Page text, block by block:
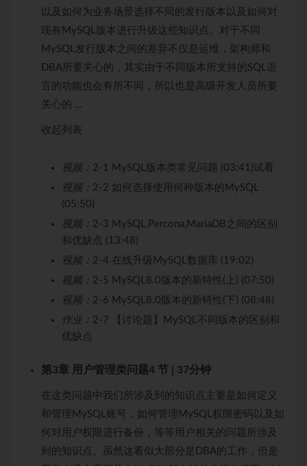
以及如何为业务场景选择不同的发行版本以及如何对
现有MySQL版本进行升级这些知识点。对于不同
MySQL发行版本之间的差异不仅是运维，架构师和
DBA所要关心的，其实由于不同版本所支持的SQL语
言的功能也会有所不同，所以也是高级开发人员所要
关心的 …
收起列表
视频： 2-1 MySQL版本类常见问题 (03:41)试看
视频： 2-2 如何选择使用何种版本的MySQL
(05:50)
视频： 2-3 MySQL,Percona,MariaDB之间的区别
和优缺点 (13:48)
视频： 2-4 在线升级MySQL数据库 (19:02)
视频： 2-5 MySQL8.0版本的新特性(上) (07:50)
视频： 2-6 MySQL8.0版本的新特性(下) (08:48)
作业： 2-7 【讨论题】MySQL不同版本的区别和
优缺点
第3章 用户管理类问题4 节 | 37分钟
在这类问题中我们所涉及到的知识点主要是如何定义
和管理MySQL账号，如何管理MySQL权限密码以及如
何对用户权限进行备份，等等用户相关的问题所涉及
到的知识点。虽然这看似大部分是DBA的工作，但是